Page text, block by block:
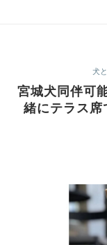
犬
宮城犬同伴可
緒にテラス席